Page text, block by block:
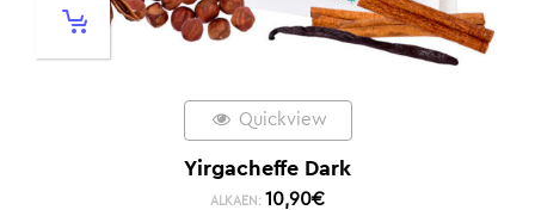
Quickview
Yirgacheffe Dark
ALKAEN: 10,90€